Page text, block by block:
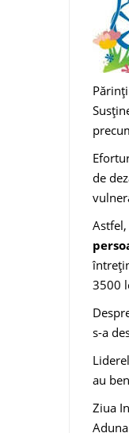
de
3500
s-a
au
Ziua